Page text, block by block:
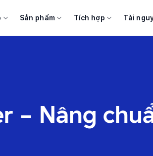
Sản phẩm Tích hợp Tài
– Nâng